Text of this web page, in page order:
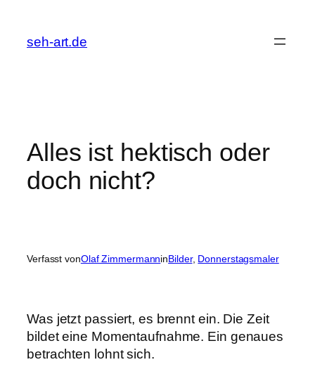
springen
seh-art.de
Alles ist hektisch oder
doch nicht?
Verfasst vonOlaf ZimmermanninBilder, Donnerstagsmaler
Was jetzt passiert, es brennt ein. Die Zeit
bildet eine Momentaufnahme. Ein genaues
betrachten lohnt sich.